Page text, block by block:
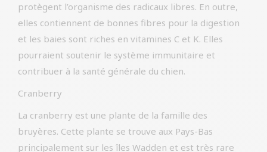
protègent l’organisme des radicaux libres. En outre,
elles contiennent de bonnes fibres pour la digestion
et les baies sont riches en vitamines C et K. Elles
pourraient soutenir le système immunitaire et
contribuer à la santé générale du chien.
Cranberry
La cranberry est une plante de la famille des
bruyères. Cette plante se trouve aux Pays-Bas
principalement sur les îles Wadden et est très rare